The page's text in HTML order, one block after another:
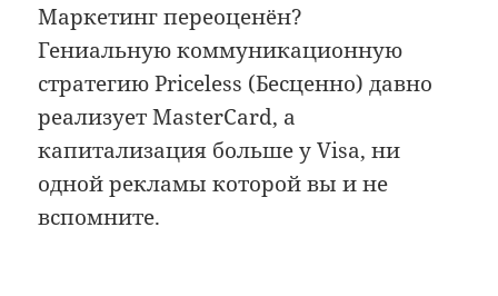
Маркетинг переоценён?
Гениальную коммуникационную
стратегию Priceless (Бесценно) давно
реализует MasterCard, а
капитализация больше у Visa, ни
одной рекламы которой вы и не
вспомните.